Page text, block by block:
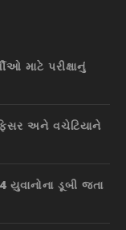
માટે પરીક્ષાનું
અને વચેટિયાને
યુવાનોના ડૂબી જતા